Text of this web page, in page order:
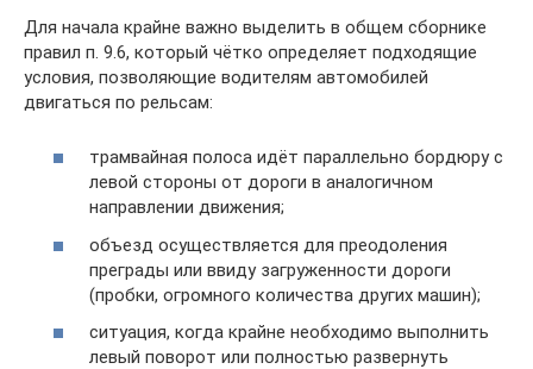
Для начала крайне важно выделить в общем сборнике
правил п. 9.6, который чётко определяет подходящие
условия, позволяющие водителям автомобилей
двигаться по рельсам:
трамвайная полоса идёт параллельно бордюру с
левой стороны от дороги в аналогичном
направлении движения;
объезд осуществляется для преодоления
преграды или ввиду загруженности дороги
(пробки, огромного количества других машин);
ситуация, когда крайне необходимо выполнить
левый поворот или полностью развернуть